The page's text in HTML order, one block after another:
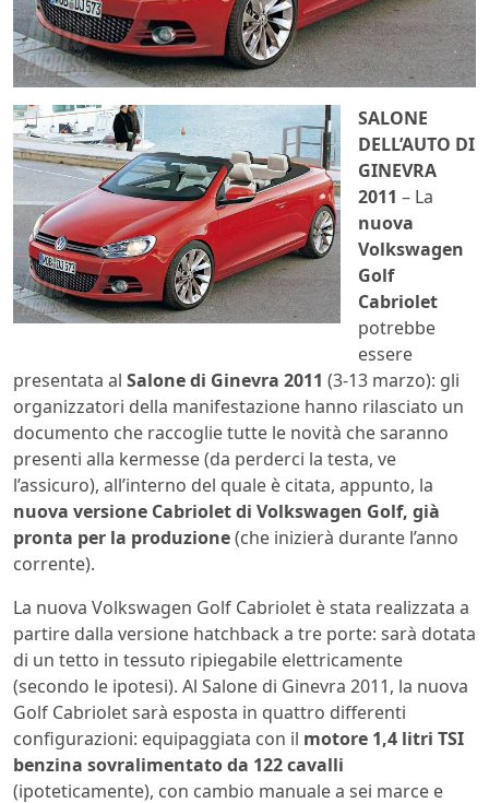
SALONE
DELL’AUTO DI
GINEVRA
2011 – La
nuova
Volkswagen
Golf
Cabriolet
potrebbe
essere
presentata al Salone di Ginevra 2011 (3-13 marzo): gli
organizzatori della manifestazione hanno rilasciato un
documento che raccoglie tutte le novità che saranno
presenti alla kermesse (da perderci la testa, ve
l’assicuro), all’interno del quale è citata, appunto, la
nuova versione Cabriolet di Volkswagen Golf, già
pronta per la produzione(che inizierà durante l’anno
corrente).
La nuova Volkswagen Golf Cabriolet è stata realizzata a
partire dalla versione hatchback a tre porte: sarà dotata
di un tetto in tessuto ripiegabile elettricamente
(secondo le ipotesi). Al Salone di Ginevra 2011, la nuova
Golf Cabriolet sarà esposta in quattro differenti
configurazioni: equipaggiata con il motore 1,4 litri TSI
benzina sovralimentato da 122 cavalli
(ipoteticamente), con cambio manuale a sei marce e